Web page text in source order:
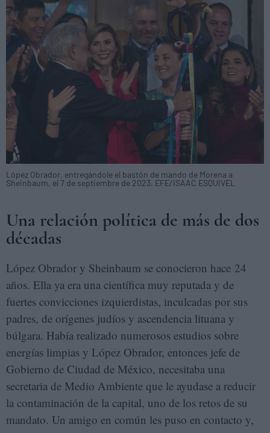
López Obrador, entregándole el bastón de mando de Morena a
Sheinbaum, el 7 de septiembre de 2023. EFE/ISAAC ESQUIVEL
Una relación política de más de dos
décadas
López Obrador y Sheinbaum se conocieron hace 24
años. Ella ya era una científica muy reputada y de
fuertes convicciones izquierdistas, inculcadas por sus
padres, de orígenes judíos y ascendencia lituana y
búlgara. Había realizado numerosos estudios sobre
energías limpias y López Obrador, entonces jefe de
Gobierno de Ciudad de México, necesitaba una
secretaria de Medio Ambiente que le ayudase a reducir
la contaminación de la capital, uno de los retos de su
mandato. Un amigo en común les puso en contacto y,